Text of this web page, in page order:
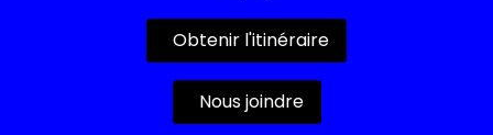
Obtenir l'itinéraire
Nous joindre